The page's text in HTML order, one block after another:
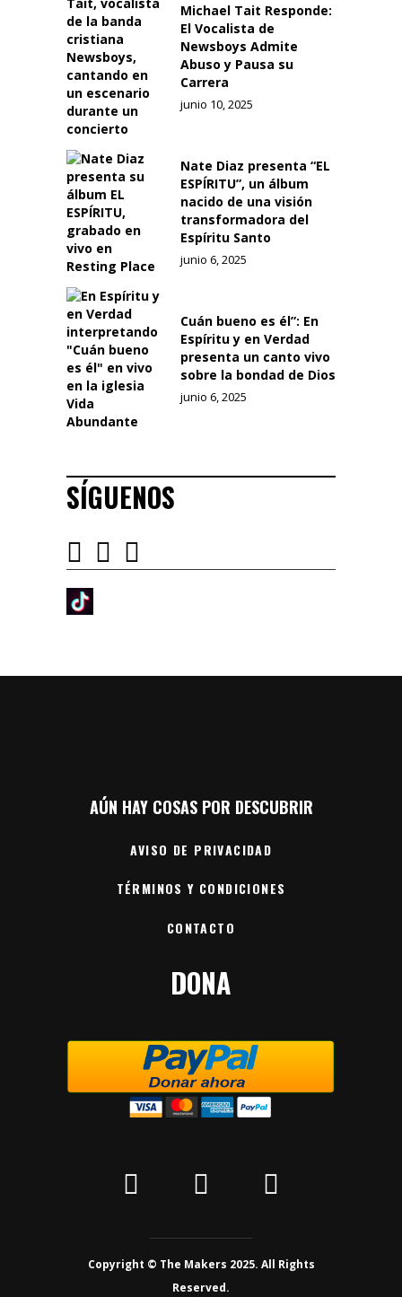
Michael Tait Responde:
El Vocalista de
Newsboys Admite
Abuso y Pausa su
Carrera
junio 10, 2025
Nate Diaz presenta “EL
ESPÍRITU”, un álbum
nacido de una visión
transformadora del
Espíritu Santo
junio 6, 2025
Cuán bueno es él”: En
Espíritu y en Verdad
presenta un canto vivo
sobre la bondad de Dios
junio 6, 2025
SÍGUENOS
AÚN HAY COSAS POR DESCUBRIR
AVISO DE PRIVACIDAD
TÉRMINOS Y CONDICIONES
CONTACTO
DONA
Copyright © The Makers 2025. All Rights
Reserved.